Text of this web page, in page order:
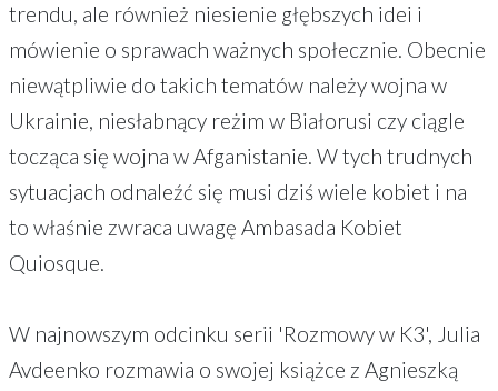
trendu, ale również niesienie głębszych idei i
mówienie o sprawach ważnych społecznie. Obecnie
niewątpliwie do takich tematów należy wojna w
Ukrainie, niesłabnący reżim w Białorusi czy ciągle
tocząca się wojna w Afganistanie. W tych trudnych
sytuacjach odnaleźć się musi dziś wiele kobiet i na
to właśnie zwraca uwagę Ambasada Kobiet
Quiosque.
W najnowszym odcinku serii 'Rozmowy w K3', Julia
Avdeenko rozmawia o swojej książce z Agnieszką